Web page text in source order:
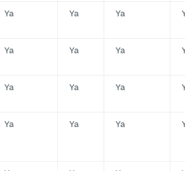
Ya Ya Ya
Ya Ya Ya
Ya Ya Ya
Ya Ya Ya